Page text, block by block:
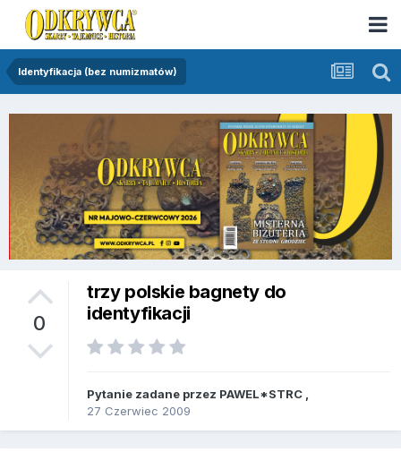
Identyfikacja (bez numizmatów)
0
trzy polskie bagnety do
identyfikacji
Pytanie zadane przez PAWEL*STRC
27 Czerwiec 2009